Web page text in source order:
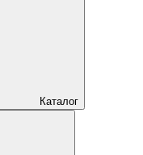
Каталог